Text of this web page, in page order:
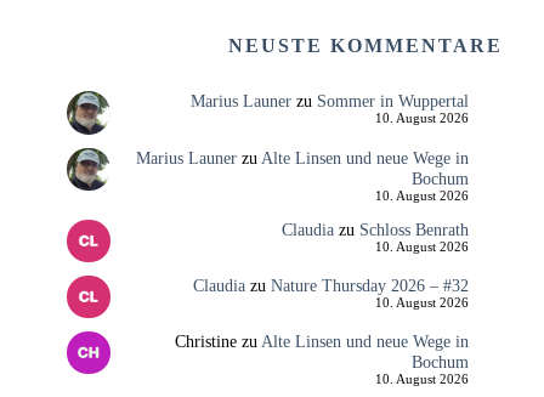
NEUSTE KOMMENTARE
Marius Launerzu Sommer in Wuppertal
10. August 2026
Marius Launerzu Alte Linsen und neue Wege in
Bochum
10. August 2026
Claudiazu Schloss Benrath
10. August 2026
Claudiazu Nature Thursday 2026 – #32
10. August 2026
Christinezu Alte Linsen und neue Wege in
Bochum
10. August 2026